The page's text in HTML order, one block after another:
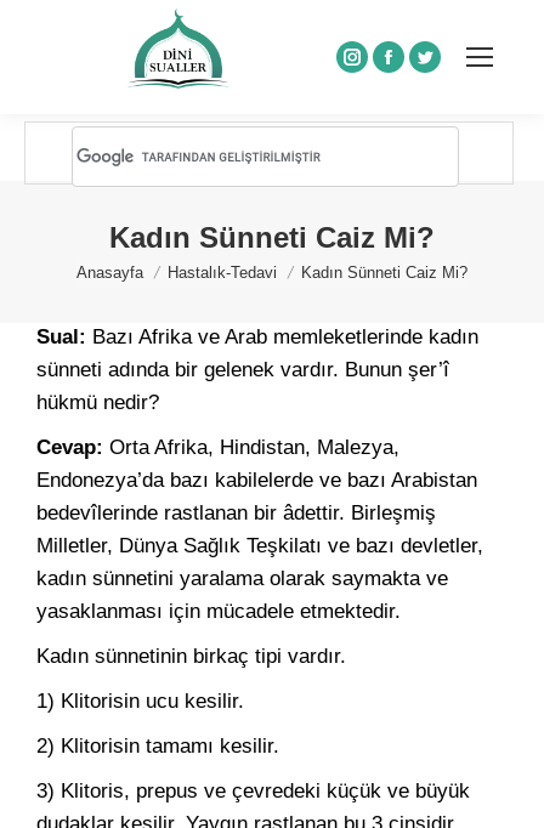
Instagram
Facebook
Twitter
Kadın Sünneti Caiz Mi?
You are here:
Anasayfa Hastalık-Tedavi Kadın Sünneti Caiz Mi?
Sual: Bazı Afrika ve Arab memleketlerinde kadın
sünneti adında bir gelenek vardır. Bunun şer’î
hükmü nedir?
Cevap: Orta Afrika, Hindistan, Malezya,
Endonezya’da bazı kabilelerde ve bazı Arabistan
bedevîlerinde rastlanan bir âdettir. Birleşmiş
Milletler, Dünya Sağlık Teşkilatı ve bazı devletler,
kadın sünnetini yaralama olarak saymakta ve
yasaklanması için mücadele etmektedir.
Kadın sünnetinin birkaç tipi vardır.
1) Klitorisin ucu kesilir.
2) Klitorisin tamamı kesilir.
3) Klitoris, prepus ve çevredeki küçük ve büyük